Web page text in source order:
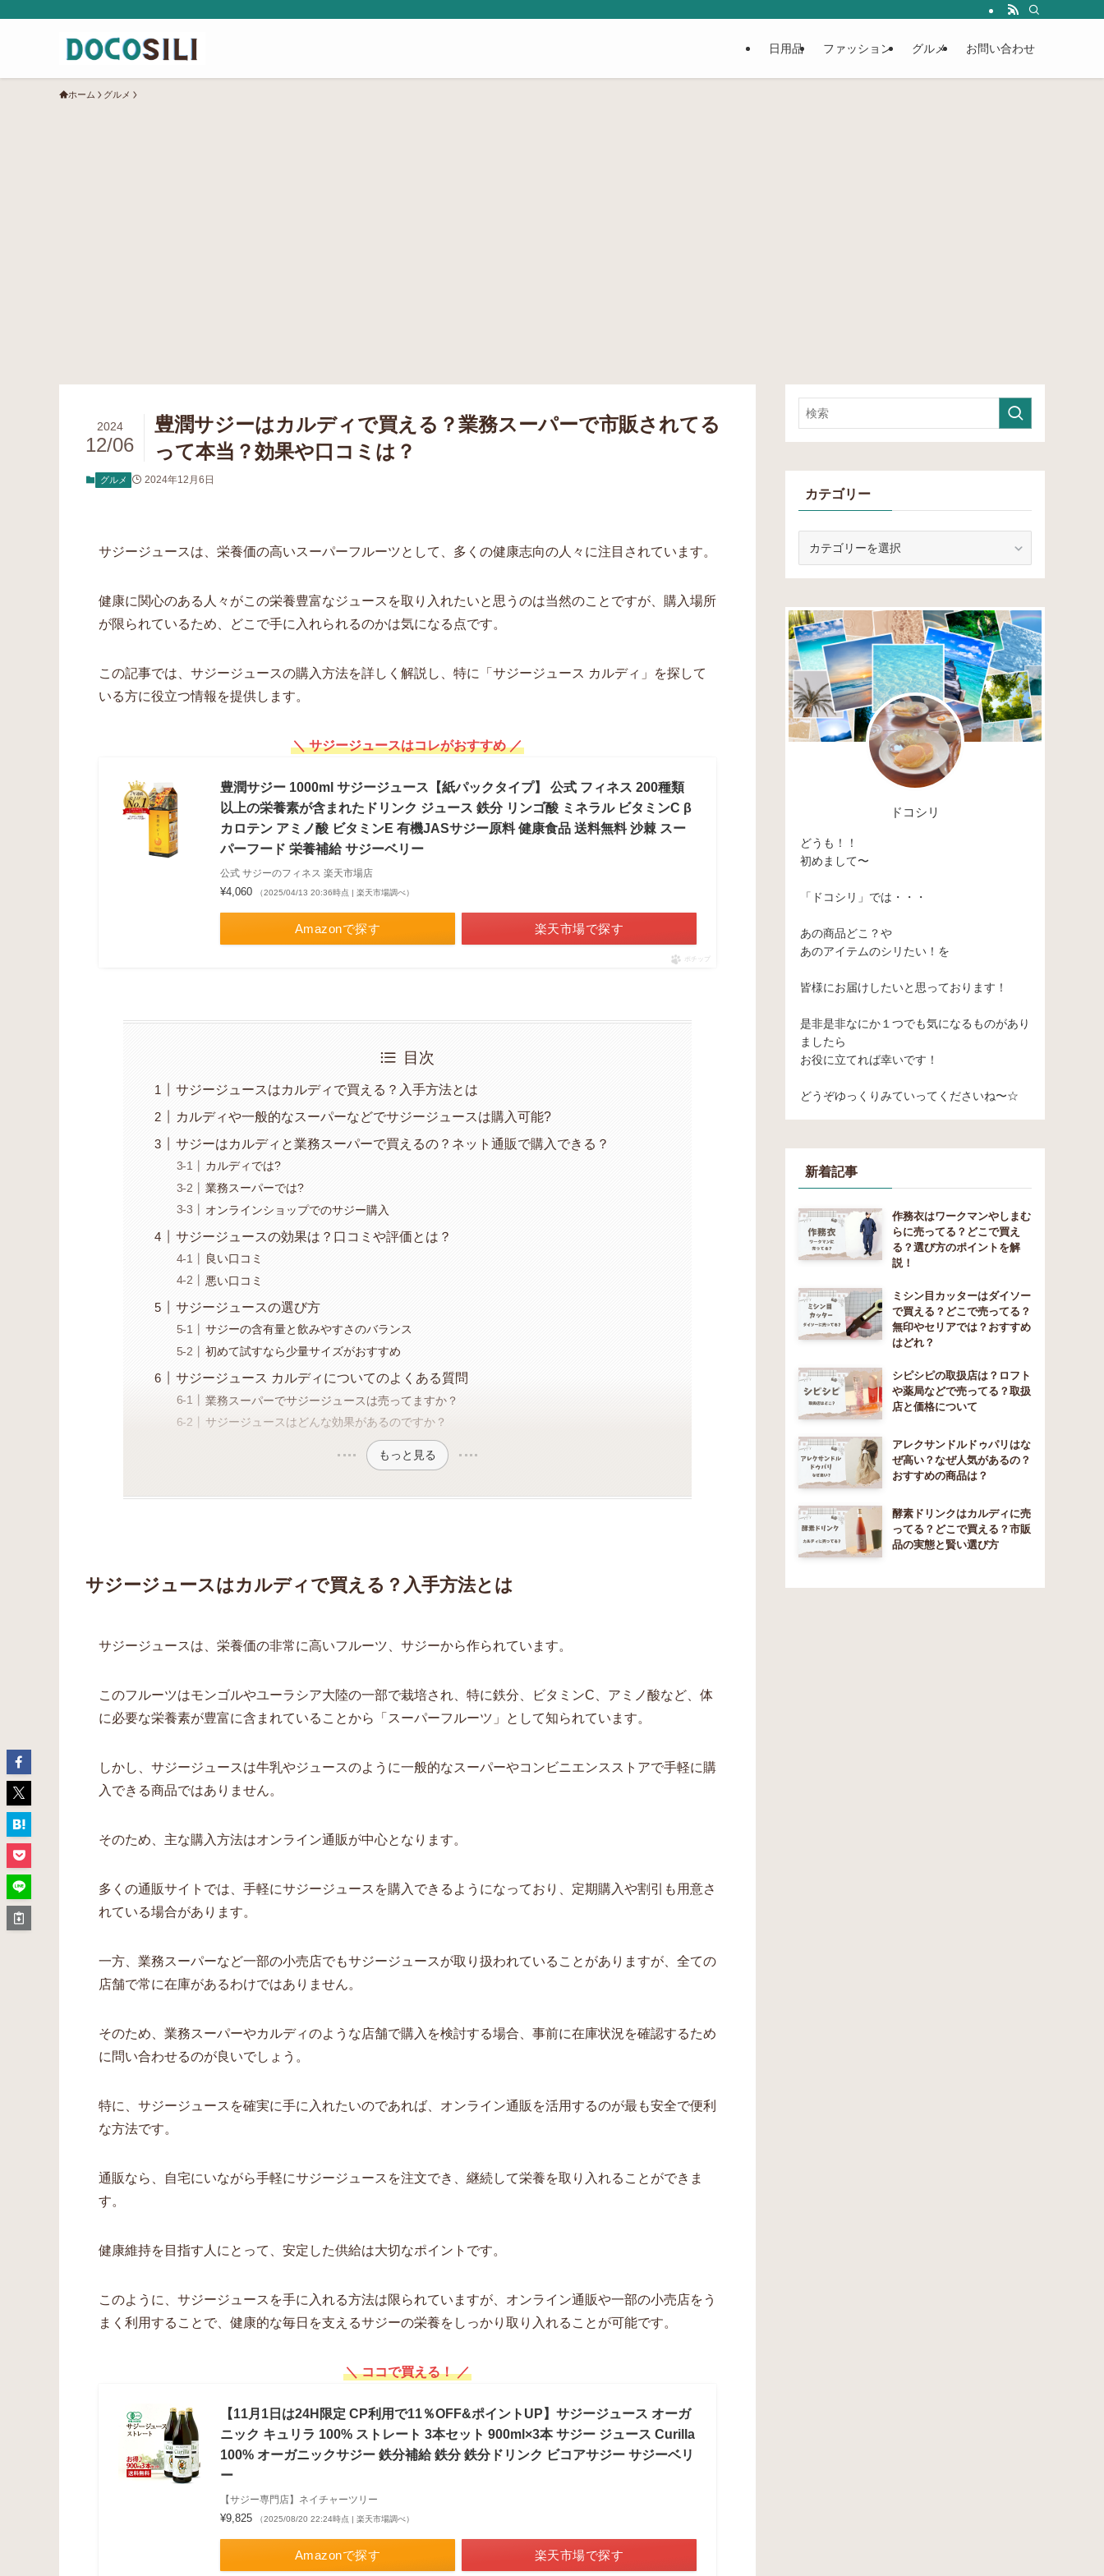
日用品 ファッション グルメ お問い合わせ
ホーム グルメ
豊潤サジーはカルディで買える？業務スーパーで市販されてる
って本当？効果や口コミは？
2024
12/06
グルメ 2024年12月6日
サジージュースは、栄養価の高いスーパーフルーツとして、多くの健康志向の人々に注目されています。
健康に関心のある人々がこの栄養豊富なジュースを取り入れたいと思うのは当然のことですが、購入場所
が限られているため、どこで手に入れられるのかは気になる点です。
この記事では、サジージュースの購入方法を詳しく解説し、特に「サジージュース カルディ」を探して
いる方に役立つ情報を提供します。
＼ サジージュースはコレがおすすめ ／
豊潤サジー 1000ml サジージュース【紙パックタイプ】 公式 フィネス 200種類
以上の栄養素が含まれたドリンク ジュース 鉄分 リンゴ酸 ミネラル ビタミンC β
カロテン アミノ酸 ビタミンE 有機JASサジー原料 健康食品 送料無料 沙棘 スー
パーフード 栄養補給 サジーベリー
公式 サジーのフィネス 楽天市場店
¥4,060 （2025/04/13 20:36時点 | 楽天市場調べ）
Amazonで探す 楽天市場で探す
ポチップ
目次
サジージュースはカルディで買える？入手方法とは
カルディや一般的なスーパーなどでサジージュースは購入可能?
サジーはカルディと業務スーパーで買えるの？ネット通販で購入できる？
カルディでは?
業務スーパーでは?
オンラインショップでのサジー購入
サジージュースの効果は？口コミや評価とは？
良い口コミ
悪い口コミ
サジージュースの選び方
サジーの含有量と飲みやすさのバランス
初めて試すなら少量サイズがおすすめ
サジージュース カルディについてのよくある質問
業務スーパーでサジージュースは売ってますか？
サジージュースはどんな効果があるのですか？
もっと見る
サジージュースはカルディで買える？入手方法とは
サジージュースは、栄養価の非常に高いフルーツ、サジーから作られています。
このフルーツはモンゴルやユーラシア大陸の一部で栽培され、特に鉄分、ビタミンC、アミノ酸など、体
に必要な栄養素が豊富に含まれていることから「スーパーフルーツ」として知られています。
しかし、サジージュースは牛乳やジュースのように一般的なスーパーやコンビニエンスストアで手軽に購
入できる商品ではありません。
そのため、主な購入方法はオンライン通販が中心となります。
多くの通販サイトでは、手軽にサジージュースを購入できるようになっており、定期購入や割引も用意さ
れている場合があります。
一方、業務スーパーなど一部の小売店でもサジージュースが取り扱われていることがありますが、全ての
店舗で常に在庫があるわけではありません。
そのため、業務スーパーやカルディのような店舗で購入を検討する場合、事前に在庫状況を確認するため
に問い合わせるのが良いでしょう。
特に、サジージュースを確実に手に入れたいのであれば、オンライン通販を活用するのが最も安全で便利
な方法です。
通販なら、自宅にいながら手軽にサジージュースを注文でき、継続して栄養を取り入れることができま
す。
健康維持を目指す人にとって、安定した供給は大切なポイントです。
このように、サジージュースを手に入れる方法は限られていますが、オンライン通販や一部の小売店をう
まく利用することで、健康的な毎日を支えるサジーの栄養をしっかり取り入れることが可能です。
＼ ココで買える！ ／
【11月1日は24H限定 CP利用で11％OFF&ポイントUP】サジージュース オーガ
ニック キュリラ 100% ストレート 3本セット 900ml×3本 サジー ジュース Curilla
100% オーガニックサジー 鉄分補給 鉄分 鉄分ドリンク ビコアサジー サジーベリ
ー
【サジー専門店】ネイチャーツリー
¥9,825 （2025/08/20 22:24時点 | 楽天市場調べ）
Amazonで探す 楽天市場で探す
カテゴリー
ー
ドコシリ
どうも！！
初めまして〜
「ドコシリ」では・・・
あの商品どこ？や
あのアイテムのシリたい！を
皆様にお届けしたいと思っております！
是非是非なにか１つでも気になるものがあり
ましたら
お役に立てれば幸いです！
どうぞゆっくりみていってくださいね〜☆
新着記事
作務衣はワークマンやしまむ
らに売ってる？どこで買え
る？選び方のポイントを解
説！
ミシン目カッターはダイソー
で買える？どこで売ってる？
無印やセリアでは？おすすめ
はどれ？
シピシピの取扱店は？ロフト
や薬局などで売ってる？取扱
店と価格について
アレクサンドルドゥパリはな
ぜ高い？なぜ人気があるの？
おすすめの商品は？
酵素ドリンクはカルディに売
ってる？どこで買える？市販
品の実態と賢い選び方